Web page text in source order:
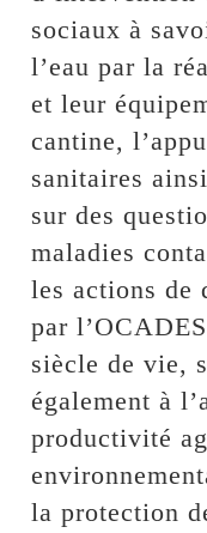
sociaux à
l’eau par la
et leur
cantine,
sanitaires
sur des
maladies
les actions de
par
siècle de vie,
également à
productivité
la protection